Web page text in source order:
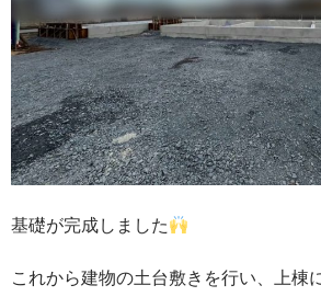
基礎が完成しました
これから建物の土台敷きを行い、上棟